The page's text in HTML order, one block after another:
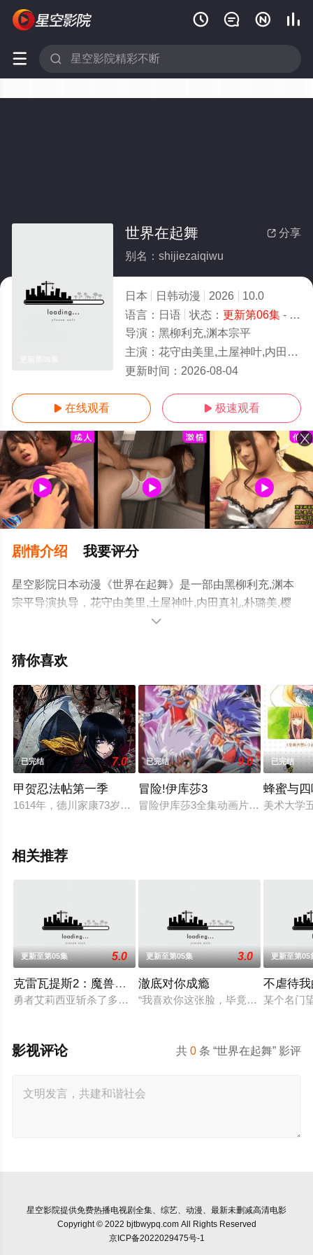
   
 
 分享
世界在起舞
别名：shijiezaiqiwu
日本 日韩动漫 2026
10.0
语言： 日语 状态： 更新第06集- 免费在线观看
导演： 黑柳利充,渊本宗平
主演： 花守由美里,土屋神叶,内田真礼,朴璐美,樱井孝宏,Takahiro,Sakurai,小西克幸,Katsuyuki
更新时间： 2026-08-04
 在线观看  极速观看
剧情介绍 我要评分
星空影院日本动漫《世界在起舞》是一部由黑柳利充,渊本
宗平导演执导，花守由美里,土屋神叶,内田真礼,朴璐美,樱
井孝宏,Takahiro,Sakurai,小西克幸,Katsuyuki,Konishi,飞田
看高清无删减完整版动漫全集就上星空影视，更多相关信

猜你喜欢
已完结 7.0
甲贺忍法帖第一季
1614年，德川家康73岁，年迈的他必须在两个儿子之间为他的
已完结 9.0
冒险!伊库莎3
冒险伊库莎3全集动画片讲述了在前
已完结
蜂蜜与
美术大学
相关推荐
更新至第05集 5.0
克雷瓦提斯2：魔兽之王与虚伪的勇者传承
勇者艾莉西亚斩杀了多雷尔将军，海登与博雷托两国的战争就
更新至第05集 3.0
澈底对你成瘾
“我喜欢你这张脸，毕竟长得也太好
更新至第05
不虐待
某个名门
共0 条 “世界在起舞” 影评
影视评论
星空影院提供免费热播电视剧全集、综艺、动漫、最新未删减高清电影
Copyright © 2022 bjtbwypq.com All Rights Reserved
京ICP备2022029475号-1